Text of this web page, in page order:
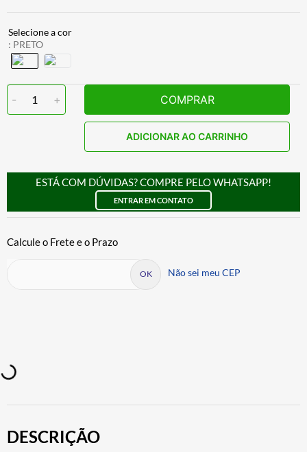
: PRETO
- 1 + COMPRAR
ADICIONAR AO CARRINHO
ESTÁ COM DÚVIDAS? COMPRE PELO WHATSAPP!
ENTRAR EM CONTATO
Não sei meu CEP
DESCRIÇÃO